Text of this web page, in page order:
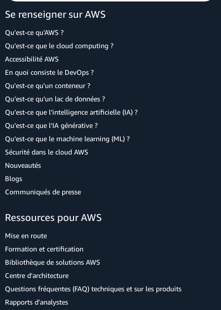
Se renseigner sur AWS
Qu'est-ce qu'AWS ?
Qu’est-ce que le cloud computing ?
Accessibilité AWS
En quoi consiste le DevOps ?
Qu'est-ce qu'un conteneur ?
Qu’est-ce qu’un lac de données ?
Qu’est-ce que l’intelligence artificielle (IA) ?
Qu’est-ce que l’IA générative ?
Qu’est-ce que le machine learning (ML) ?
Sécurité dans le cloud AWS
Nouveautés
Blogs
Communiqués de presse
Ressources pour AWS
Mise en route
Formation et certification
Bibliothèque de solutions AWS
Centre d'architecture
Questions fréquentes (FAQ) techniques et sur les produits
Rapports d'analystes